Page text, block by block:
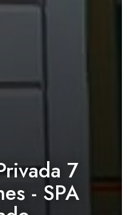
7
- SPA